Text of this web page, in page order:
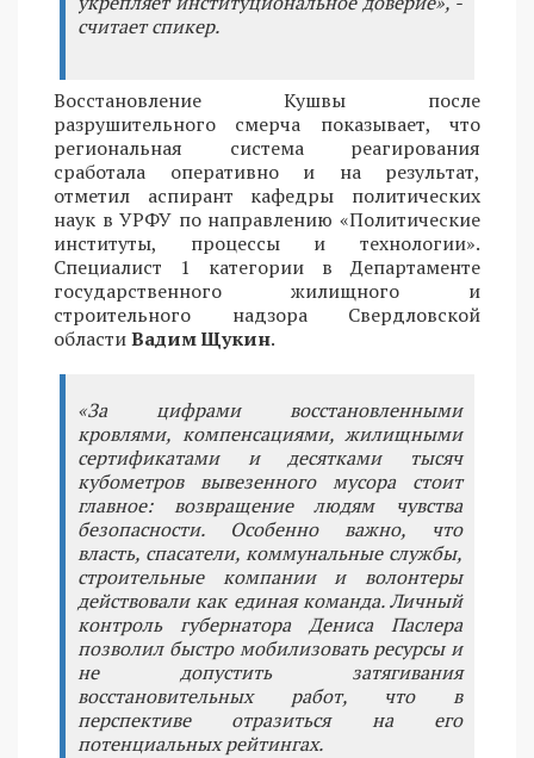
считает спикер.
Восстановление Кушвы после
разрушительного смерча показывает, что
региональная система реагирования
сработала оперативно и на результат,
отметил аспирант кафедры политических
наук в УРФУ по направлению «Политические
институты, процессы и технологии».
Специалист 1 категории в Департаменте
государственного жилищного и
строительного надзора Свердловской
областиВадим Щукин.
«За цифрами восстановленными
кровлями, компенсациями, жилищными
сертификатами и десятками тысяч
кубометров вывезенного мусора стоит
главное: возвращение людям чувства
безопасности. Особенно важно, что
власть, спасатели, коммунальные службы,
строительные компании и волонтеры
действовали как единая команда. Личный
контроль губернатора Дениса Паслера
позволил быстро мобилизовать ресурсы и
не допустить затягивания
восстановительных работ, что в
перспективе отразиться на его
потенциальных рейтингах.